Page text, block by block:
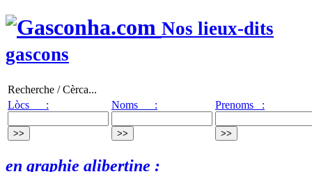
Nos lieux-dits
gascons
Recherche / Cèrca...
Lòcs :
Noms : Prenoms :
en graphie alibertine :